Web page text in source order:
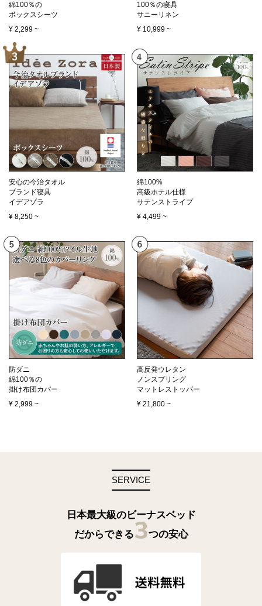
綿100％の
ボックスシーツ
¥ 2,299 ~
100％の寝具
サニーリネン
¥ 10,999 ~
安心の今治タオル
ブランド寝具
イデアゾラ
¥ 8,250 ~
綿100%
高級ホテル仕様
サテンストライプ
¥ 4,499 ~
防ダニ
綿100％の
掛け布団カバー
¥ 2,999 ~
高反発ウレタン
ノンスプリング
マットレストッパー
¥ 21,800 ~
SERVICE
日本最大級のビーナスベッド
だからできる3つの安心